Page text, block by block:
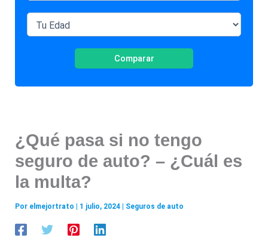
Comparar
¿Qué pasa si no tengo
seguro de auto? – ¿Cuál es
la multa?
Por elmejortrato 1 julio, 2024 Seguros de auto